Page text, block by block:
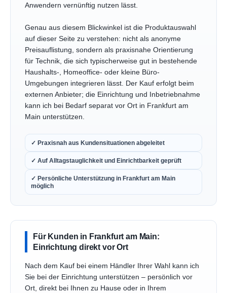
Anwendern vernünftig nutzen lässt.
Genau aus diesem Blickwinkel ist die Produktauswahl
auf dieser Seite zu verstehen: nicht als anonyme
Preisauflistung, sondern als praxisnahe Orientierung
für Technik, die sich typischerweise gut in bestehende
Haushalts-, Homeoffice- oder kleine Büro-
Umgebungen integrieren lässt. Der Kauf erfolgt beim
externen Anbieter; die Einrichtung und Inbetriebnahme
kann ich bei Bedarf separat vor Ort in Frankfurt am
Main unterstützen.
✓ Praxisnah aus Kundensituationen abgeleitet
✓ Auf Alltagstauglichkeit und Einrichtbarkeit geprüft
✓ Persönliche Unterstützung in Frankfurt am Main
möglich
Für Kunden in Frankfurt am Main:
Einrichtung direkt vor Ort
Nach dem Kauf bei einem Händler Ihrer Wahl kann ich
Sie bei der Einrichtung unterstützen – persönlich vor
Ort, direkt bei Ihnen zu Hause oder in Ihrem